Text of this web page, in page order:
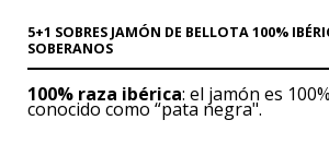
5+1 SOBRES JAMÓN DE BELLOTA 100%
SOBERANOS
100% raza ibérica: el jamón es
conocido como “pata negra".